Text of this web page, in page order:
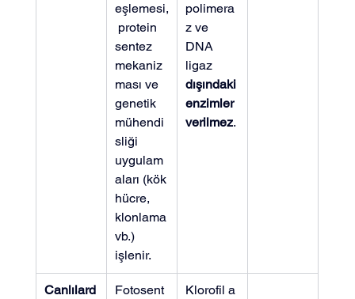
eşlemesi,
protein
sentez
mekaniz
ması ve
genetik
mühendi
sliği
uygulam
aları (kök
hücre,
klonlama
vb.)
işlenir.
polimera
z ve
DNA
ligaz
dışındaki
enzimler
verilmez.
Canlılard
Fotosent
Klorofil a